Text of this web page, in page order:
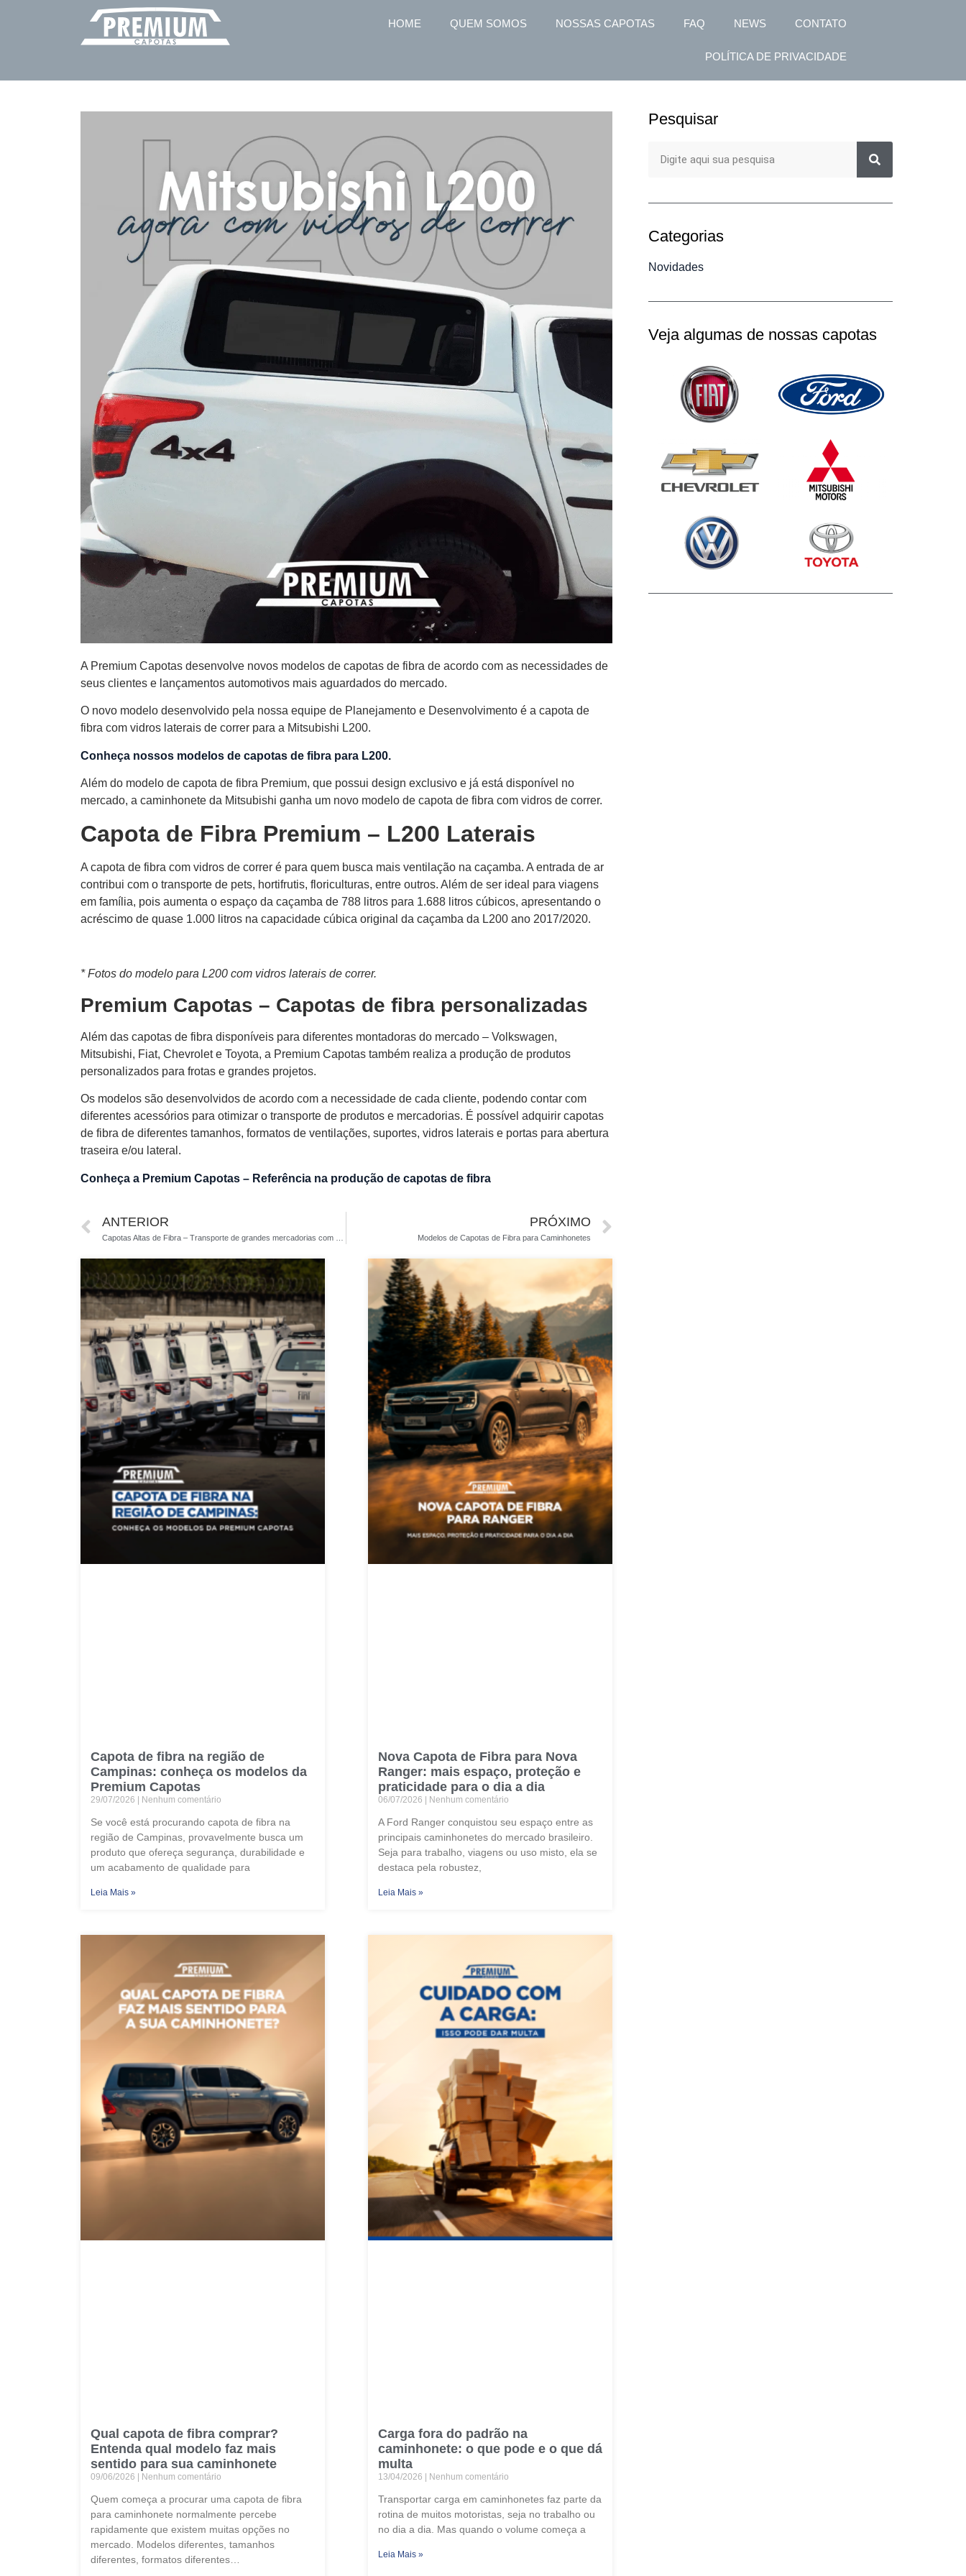
HOME QUEM SOMOS NOSSAS CAPOTAS FAQ NEWS CONTATO
POLÍTICA DE PRIVACIDADE
A Premium Capotas desenvolve novos modelos de capotas de fibra de acordo com as necessidades de
seus clientes e lançamentos automotivos mais aguardados do mercado.
O novo modelo desenvolvido pela nossa equipe de Planejamento e Desenvolvimento é a capota de
fibra com vidros laterais de correr para a Mitsubishi L200.
Conheça nossos modelos de capotas de fibra para L200.
Além do modelo de capota de fibra Premium, que possui design exclusivo e já está disponível no
mercado, a caminhonete da Mitsubishi ganha um novo modelo de capota de fibra com vidros de correr.
Capota de Fibra Premium – L200 Laterais
A capota de fibra com vidros de correr é para quem busca mais ventilação na caçamba. A entrada de ar
contribui com o transporte de pets, hortifrutis, floriculturas, entre outros. Além de ser ideal para viagens
em família, pois aumenta o espaço da caçamba de 788 litros para 1.688 litros cúbicos, apresentando o
acréscimo de quase 1.000 litros na capacidade cúbica original da caçamba da L200 ano 2017/2020.
* Fotos do modelo para L200 com vidros laterais de correr.
Premium Capotas – Capotas de fibra personalizadas
Além das capotas de fibra disponíveis para diferentes montadoras do mercado – Volkswagen,
Mitsubishi, Fiat, Chevrolet e Toyota, a Premium Capotas também realiza a produção de produtos
personalizados para frotas e grandes projetos.
Os modelos são desenvolvidos de acordo com a necessidade de cada cliente, podendo contar com
diferentes acessórios para otimizar o transporte de produtos e mercadorias. É possível adquirir capotas
de fibra de diferentes tamanhos, formatos de ventilações, suportes, vidros laterais e portas para abertura
traseira e/ou lateral.
Conheça a Premium Capotas – Referência na produção de capotas de fibra
ANTERIOR PRÓXIMO
Modelos de Capotas de Fibra para Caminhonetes
Capota de fibra na região de
Campinas: conheça os modelos da
Premium Capotas
29/07/2026 Nenhum comentário
Se você está procurando capota de fibra na
região de Campinas, provavelmente busca um
produto que ofereça segurança, durabilidade e
um acabamento de qualidade para
Leia Mais »
Nova Capota de Fibra para Nova
Ranger: mais espaço, proteção e
praticidade para o dia a dia
06/07/2026 Nenhum comentário
A Ford Ranger conquistou seu espaço entre as
principais caminhonetes do mercado brasileiro.
Seja para trabalho, viagens ou uso misto, ela se
destaca pela robustez,
Leia Mais »
Qual capota de fibra comprar?
Entenda qual modelo faz mais
sentido para sua caminhonete
09/06/2026 Nenhum comentário
Quem começa a procurar uma capota de fibra
para caminhonete normalmente percebe
rapidamente que existem muitas opções no
mercado. Modelos diferentes, tamanhos
diferentes, formatos diferentes…
Carga fora do padrão na
caminhonete: o que pode e o que dá
multa
13/04/2026 Nenhum comentário
Transportar carga em caminhonetes faz parte da
rotina de muitos motoristas, seja no trabalho ou
no dia a dia. Mas quando o volume começa a
Leia Mais »
Pesquisar
Categorias
Novidades
Veja algumas de nossas capotas